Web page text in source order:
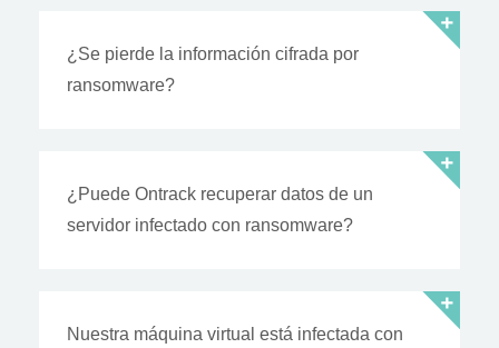
¿Se pierde la información cifrada por
ransomware?
¿Puede Ontrack recuperar datos de un
servidor infectado con ransomware?
Nuestra máquina virtual está infectada con